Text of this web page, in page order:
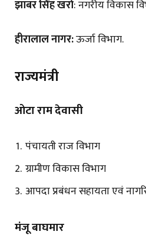
झाबर सिंह खर्रा: नगरीय विकास
हीरालाल नागर:ऊर्जा विभाग.
राज्यमंत्री
ओटा राम देवासी
पंचायती राज विभाग
ग्रामीण विकास विभाग
आपदा प्रबंधन सहायता एवं
मंजू बाघमार